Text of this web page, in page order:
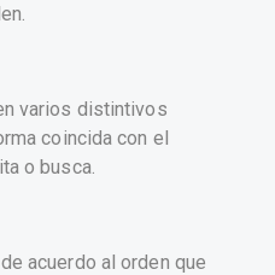
varios distintivos
coincida con el
o busca.
acuerdo al orden que